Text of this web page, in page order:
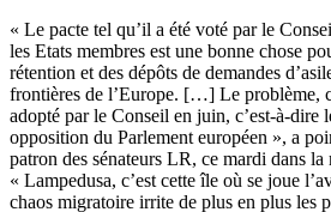
« Le pacte tel qu’il a été voté par le
les Etats membres est une bonne chose
rétention et des dépôts de demandes
frontières de l’Europe. […] Le problème,
adopté par le Conseil en juin, c’est-à-dire
opposition du Parlement européen », a
patron des sénateurs LR, ce mardi dans
« Lampedusa, c’est cette île où se joue
chaos migratoire irrite de plus en plus les